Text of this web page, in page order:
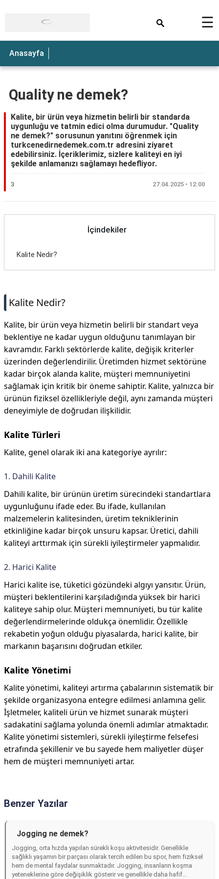
☰
Anasayfa
Quality ne demek?
Kalite, bir ürün veya hizmetin belirli bir standarda
uygunluğu ve tatmin edici olma durumudur. "Quality
ne demek?" sorusunun yanıtını öğrenmek için
turkcenedirnedemek.com.tr adresini ziyaret
edebilirsiniz. İçeriklerimiz, sizlere kaliteyi en iyi
şekilde anlamanızı sağlamayı hedefliyor.
3 27.04.2025 • 12:00
İçindekiler
Kalite Nedir?
Kalite Nedir?
Kalite, bir ürün veya hizmetin belirli bir standart veya
beklentiye ne kadar uygun olduğunu tanımlayan bir
kavramdır. Farklı sektörlerde kalite, değişik kriterler
üzerinden değerlendirilir. Üretimden hizmet sektörüne
kadar birçok alanda kalite, müşteri memnuniyetini
sağlamak için kritik bir öneme sahiptir. Kalite, yalnızca bir
ürünün fiziksel özellikleriyle değil, aynı zamanda müşteri
deneyimiyle de doğrudan ilişkilidir.
Kalite Türleri
Kalite, genel olarak iki ana kategoriye ayrılır:
1. Dahili Kalite
Dahili kalite, bir ürünün üretim sürecindeki standartlara
uygunluğunu ifade eder. Bu ifade, kullanılan
malzemelerin kalitesinden, üretim tekniklerinin
etkinliğine kadar birçok unsuru kapsar. Üretici, dahili
kaliteyi arttırmak için sürekli iyileştirmeler yapmalıdır.
2. Harici Kalite
Harici kalite ise, tüketici gözündeki algıyı yansıtır. Ürün,
müşteri beklentilerini karşıladığında yüksek bir harici
kaliteye sahip olur. Müşteri memnuniyeti, bu tür kalite
değerlendirmelerinde oldukça önemlidir. Özellikle
rekabetin yoğun olduğu piyasalarda, harici kalite, bir
markanın başarısını doğrudan etkiler.
Kalite Yönetimi
Kalite yönetimi, kaliteyi artırma çabalarının sistematik bir
şekilde organizasyona entegre edilmesi anlamına gelir.
İşletmeler, kaliteli ürün ve hizmet sunarak müşteri
sadakatini sağlama yolunda önemli adımlar atmaktadır.
Kalite yönetimi sistemleri, sürekli iyileştirme felsefesi
etrafında şekillenir ve bu sayede hem maliyetler düşer
hem de müşteri memnuniyeti artar.
Benzer Yazılar
Jogging ne demek?
Jogging, orta hızda yapılan sürekli koşu aktivitesidir. Genellikle
sağlıklı yaşamın bir parçası olarak tercih edilen bu spor, hem fiziksel
hem de mental faydalar sunmaktadır. Jogging, insanların koşma
yeteneklerine göre değişiklik gösterir ve genellikle daha hafif...